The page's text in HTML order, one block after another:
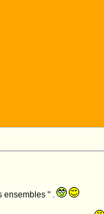
ensembles " .